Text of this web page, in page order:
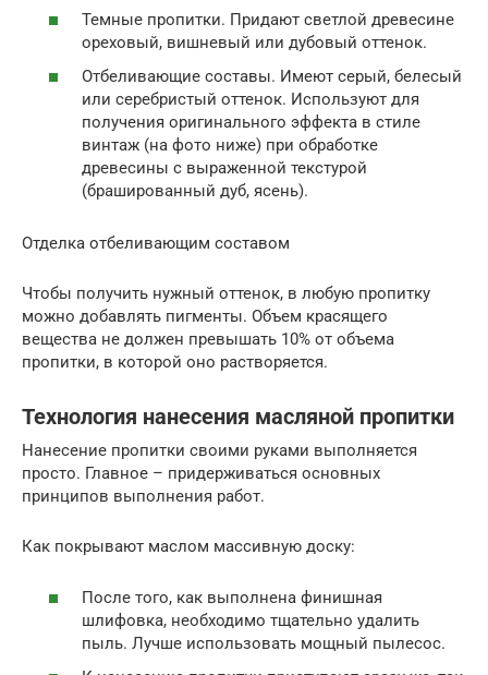
Темные пропитки. Придают светлой древесине
ореховый, вишневый или дубовый оттенок.
Отбеливающие составы. Имеют серый, белесый
или серебристый оттенок. Используют для
получения оригинального эффекта в стиле
винтаж (на фото ниже) при обработке
древесины с выраженной текстурой
(брашированный дуб, ясень).
Отделка отбеливающим составом
Чтобы получить нужный оттенок, в любую пропитку
можно добавлять пигменты. Объем красящего
вещества не должен превышать 10% от объема
пропитки, в которой оно растворяется.
Технология нанесения масляной пропитки
Нанесение пропитки своими руками выполняется
просто. Главное – придерживаться основных
принципов выполнения работ.
Как покрывают маслом массивную доску:
После того, как выполнена финишная
шлифовка, необходимо тщательно удалить
пыль. Лучше использовать мощный пылесос.